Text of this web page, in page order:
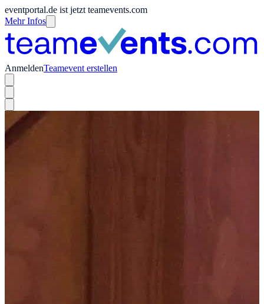
eventportal.de ist jetzt teamevents.com
Mehr Infos
AnmeldenTeamevent erstellen